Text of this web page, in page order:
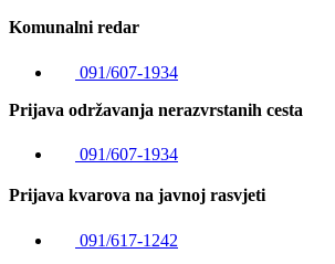
Komunalni redar
091/607-1934
Prijava održavanja nerazvrstanih cesta
091/607-1934
Prijava kvarova na javnoj rasvjeti
091/617-1242